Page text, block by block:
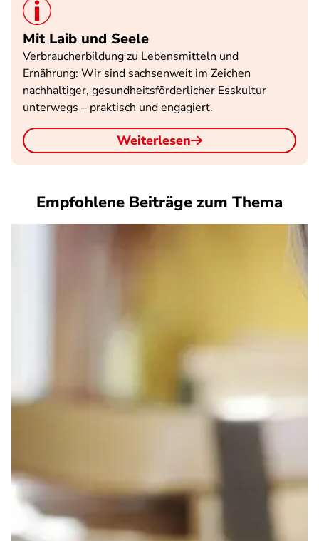
Mit Laib und Seele
Verbraucherbildung zu Lebensmitteln und
Ernährung: Wir sind sachsenweit im Zeichen
nachhaltiger, gesundheitsförderlicher Esskultur
unterwegs – praktisch und engagiert.
Weiterlesen
Empfohlene Beiträge zum Thema